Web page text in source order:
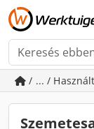
/ ... /